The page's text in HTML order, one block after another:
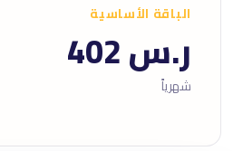
الباقة الأساسية
ر.س 402
شهرياً